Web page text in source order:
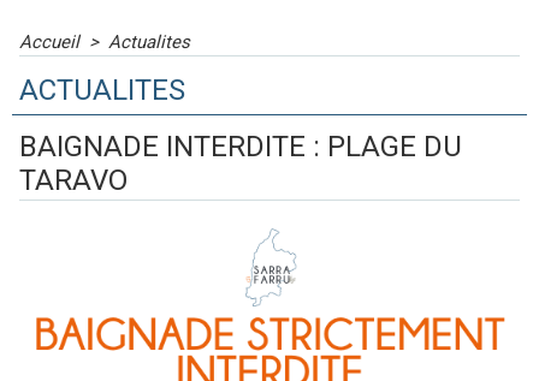
Accueil > Actualites
ACTUALITES
BAIGNADE INTERDITE : PLAGE DU
TARAVO